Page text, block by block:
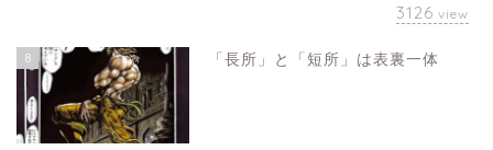
3126 view
8 「長所」と「短所」は表裏一体